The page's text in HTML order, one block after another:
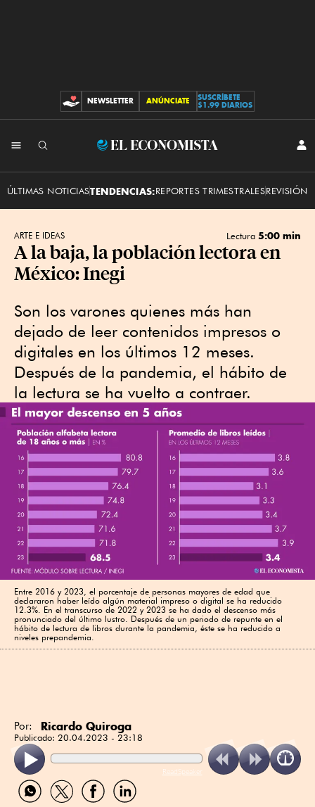
CONTRIBUCIONES
NEWSLETTER ANÚNCIATE
SUSCRÍBETE
$1.99 DIARIOS
El
ÚLTIMAS NOTICIASTENDENCIAS:REPORTES TRIMESTRALESREVISIÓN
ARTE E IDEAS Lectura 5:00 min
A la baja, la población lectora en
México: Inegi
Son los varones quienes más han
dejado de leer contenidos impresos o
digitales en los últimos 12 meses.
Después de la pandemia, el hábito de
la lectura se ha vuelto a contraer.
Entre 2016 y 2023, el porcentaje de personas mayores de edad que
declararon haber leído algún material impreso o digital se ha reducido
12.3%. En el transcurso de 2022 y 2023 se ha dado el descenso más
pronunciado del último lustro. Después de un periodo de repunte en el
hábito de lectura de libros durante la pandemia, éste se ha reducido a
niveles prepandemia.
Por: Ricardo Quiroga
Publicado: 20.04.2023 - 23:18
ReadSpeaker
Compartir
por
Compartir
por
Compartir
por
Compartir
por